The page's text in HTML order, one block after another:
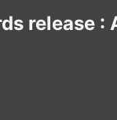
release :